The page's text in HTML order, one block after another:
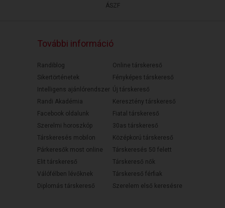
ÁSZF
További információ
Randiblog
Sikertörténetek
Intelligens ajánlórendszer
Randi Akadémia
Facebook oldalunk
Szerelmi horoszkóp
Társkeresés mobilon
Párkeresők most online
Elit társkereső
Válófélben lévőknek
Diplomás társkereső
Online társkereső
Fényképes társkereső
Új társkereső
Keresztény társkereső
Fiatal társkereső
30as társkereső
Középkorú társkereső
Társkeresés 50 felett
Társkereső nők
Társkereső férfiak
Szerelem első keresésre